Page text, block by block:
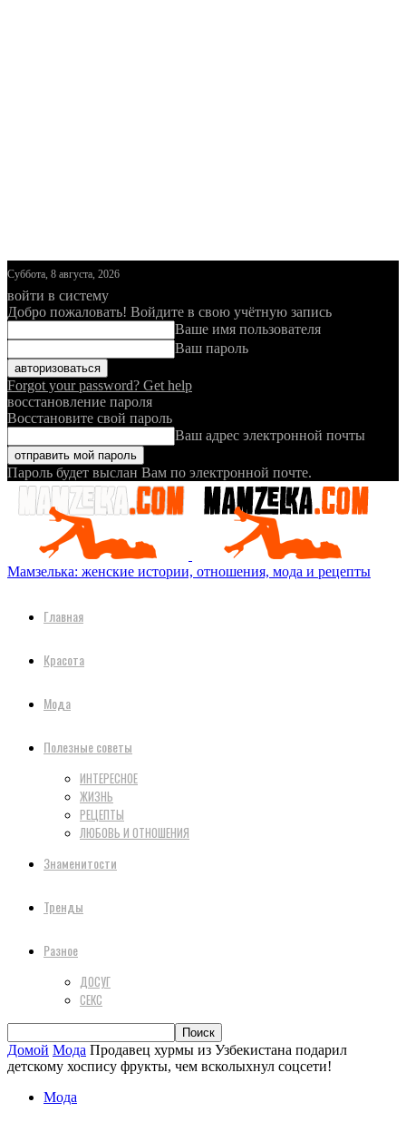
Суббота, 8 августа, 2026
войти в систему
Добро пожаловать! Войдите в свою учётную запись
Ваше имя пользователя
Ваш пароль
Forgot your password? Get help
восстановление пароля
Восстановите свой пароль
Ваш адрес электронной почты
Пароль будет выслан Вам по электронной почте.
Мамзелька: женские истории, отношения, мода и рецепты
Главная
Красота
Мода
Полезные советы
ИНТЕРЕСНОЕ
ЖИЗНЬ
РЕЦЕПТЫ
ЛЮБОВЬ И ОТНОШЕНИЯ
Знаменитости
Тренды
Разное
ДОСУГ
СЕКС
Домой Мода Продавец хурмы из Узбекистана подарил
детскому хоспису фрукты, чем всколыхнул соцсети!
Мода